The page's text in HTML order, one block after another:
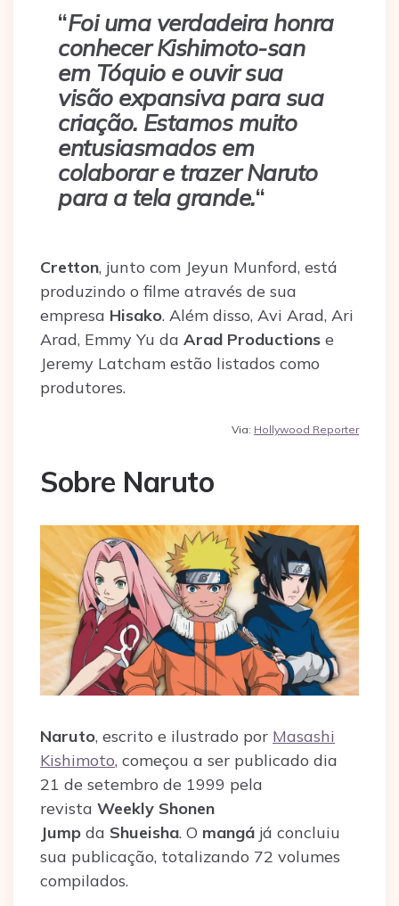
“Foi uma verdadeira honra
conhecer Kishimoto-san
em Tóquio e ouvir sua
visão expansiva para sua
criação. Estamos muito
entusiasmados em
colaborar e trazer Naruto
para a tela grande.“
Cretton, junto com Jeyun Munford, está
produzindo o filme através de sua
empresa Hisako. Além disso, Avi Arad, Ari
Arad, Emmy Yu da Arad Productions e
Jeremy Latcham estão listados como
produtores.
Via: Hollywood Reporter
Sobre Naruto
Naruto, escrito e ilustrado por Masashi
Kishimoto, começou a ser publicado dia
21 de setembro de 1999 pela
revista Weekly Shonen
Jump da Shueisha. O mangá já concluiu
sua publicação, totalizando 72 volumes
compilados.